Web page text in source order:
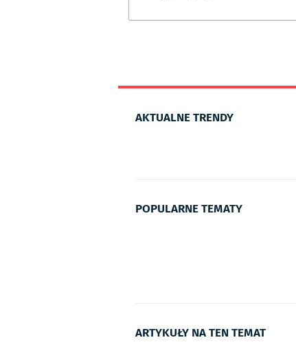
AKTUALNE TRENDY
POPULARNE TEMATY
ARTYKUŁY NA TEN TEMAT